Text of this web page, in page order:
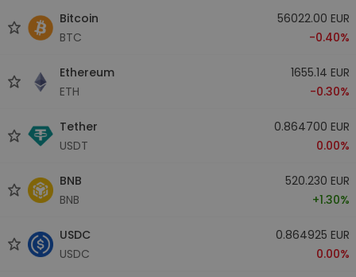
Bitcoin
BTC
56022.00 EUR
-0.40%
Ethereum
ETH
1655.14 EUR
-0.30%
Tether
USDT
0.864700 EUR
0.00%
BNB
BNB
520.230 EUR
+1.30%
USDC
USDC
0.864925 EUR
0.00%